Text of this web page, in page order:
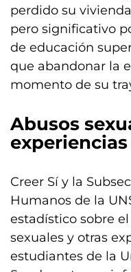
perdido su
pero significativo
de educación
que abandonar la
momento de su
Abusos
Creer Sí y la
Humanos de la
estadístico sobre
sexuales y otras
estudiantes de la